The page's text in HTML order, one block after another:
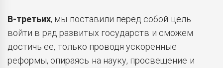
В-третьих, мы поставили перед собой цель
войти в ряд развитых государств и сможем
достичь ее, только проводя ускоренные
реформы, опираясь на науку, просвещение и